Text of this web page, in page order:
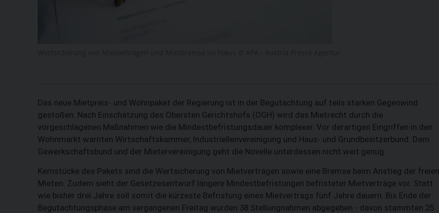
Das neue Mietpreis- und Wohnpaket der Regierung ist in der Begutachtung auf teils starken Gegenwind
gestoßen. Nach Einschätzung des Obersten Gerichtshofs (OGH) wird das Mietrecht durch die
vorgeschlagenen Maßnahmen wie die Mindestbefristungsdauer komplexer. Vor derartigen Eingriffen in den
Wohnmarkt warnten Wirtschaftskammer, Industriellenvereinigung und Haus- und Grundbesitzerbund. Dem
Gewerkschaftsbund und der Mietervereinigung geht die Novelle unterdessen nicht weit genug.
Kernstücke des Pakets sind die Wertsicherung von Mietverträgen sowie eine Bremse beim Anstieg der freien
Mieten. Zudem sieht der Gesetzesentwurf längere Mindestbefristungen befristeter Mietverträge vor. Statt
wie bisher drei Jahre soll somit die kürzeste Befristung eines Mietvertrags fünf Jahre dauern. Bis Ende der
Begutachtungsphase am vergangenen Freitag wurden 38 Stellungnahmen abgegeben - davon stammten 25